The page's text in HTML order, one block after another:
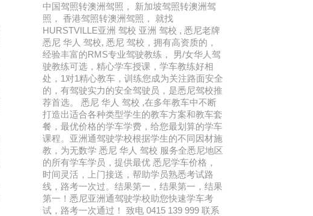
中国驾照转澳洲驾照， 新加坡驾照转澳洲驾
照， 香港驾照转澳洲驾照， 就找
HURSTVILLE亚洲 驾校 亚洲 驾校 , 悉尼老牌
悉尼 华人 驾校, 悉尼 驾校，拥有高资质的，
经验丰富的RMS专业驾驶教练， 男/女华人驾
驶教练可选，精心学车授课，学车教练好相
处，1对1精心教车，训练您成为关注路面安全
的，有驾驶实力的安全驾驶员，是悉尼驾校推
荐首选。 悉尼 华人 驾校 ,在多年教车中不断
打造出适合各种类型学生的教车方案和教车套
餐，最优价格的学车学费，给您最划算的学车
课程。亚洲通驾驶学校根据学生的不同因材施
教，为无数学 悉尼 华人 驾校 服务全悉尼地区
的所有学车学员，提供最优 悉尼学车价格，
时间灵活，上门接送，帮助学员熟悉考试路
线，路考一次过。结果第一，结果第一，结果
第一！悉尼亚洲通驾驶学校助您快速学车考
试，路考一次通过！ 致电 0415 139 999 联系